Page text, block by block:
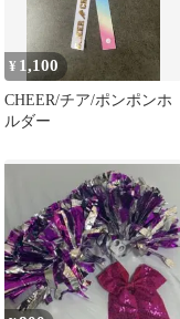
¥ 1,100
CHEER/チア/ポンポンホ
ルダー